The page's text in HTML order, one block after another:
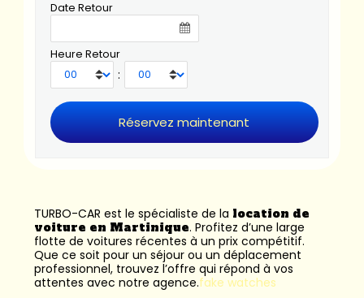
Date Retour
Heure Retour
:
TURBO-CAR est le spécialiste de la location de
voiture en Martinique. Profitez d’une large
flotte de voitures récentes à un prix compétitif.
Que ce soit pour un séjour ou un déplacement
professionnel, trouvez l’offre qui répond à vos
attentes avec notre agence.fake watches